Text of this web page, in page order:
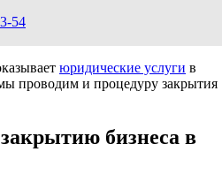
54
юридические услуги в
проводим и процедуру закрытия
бизнеса в